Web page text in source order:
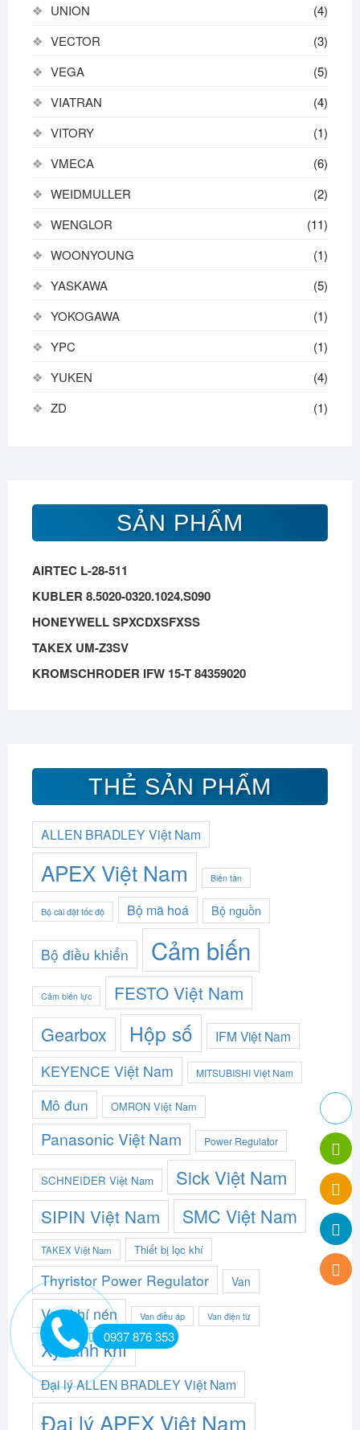
UNION
(4)
VECTOR
(3)
VEGA
(5)
VIATRAN
(4)
VITORY
(1)
VMECA
(6)
WEIDMULLER
(2)
WENGLOR
(11)
WOONYOUNG
(1)
YASKAWA
(5)
YOKOGAWA
(1)
YPC
(1)
YUKEN
(4)
ZD
(1)
SẢN PHẨM
AIRTEC L-28-511
KUBLER 8.5020-0320.1024.S090
HONEYWELL SPXCDXSFXSS
TAKEX UM-Z3SV
KROMSCHRODER IFW 15-T 84359020
THẺ SẢN PHẨM
ALLEN BRADLEY Việt Nam
APEX Việt Nam Biến tần
Bộ cài đặt tốc độ Bộ mã hoá Bộ nguồn
Bộ điều khiển Cảm biến
Cảm biến lực FESTO Việt Nam
Gearbox Hộp số IFM Việt Nam
KEYENCE Việt Nam MITSUBISHI Việt Nam
Mô đun OMRON Việt Nam
Panasonic Việt Nam Power Regulator
SCHNEIDER Việt Nam Sick Việt Nam
SIPIN Việt Nam SMC Việt Nam
TAKEX Việt Nam Thiết bị lọc khí
Thyristor Power Regulator Van
Van khí nén Van điều áp Van điện từ
Xy lanh khí
Đại lý ALLEN BRADLEY Việt Nam
Đại lý APEX Việt Nam
0937 876 353